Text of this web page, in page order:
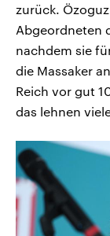
zurück.
Abgeordneten
nachdem sie
die Massaker
Reich vor gut
das lehnen